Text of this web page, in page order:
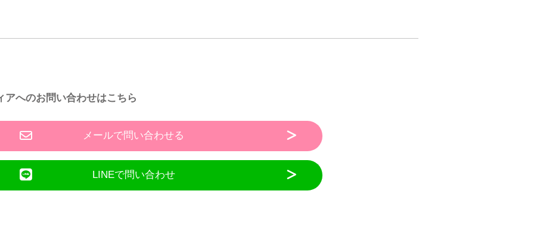
アへのお問い合わせはこちら
メールで問い合わせる
LINEで問い合わせ